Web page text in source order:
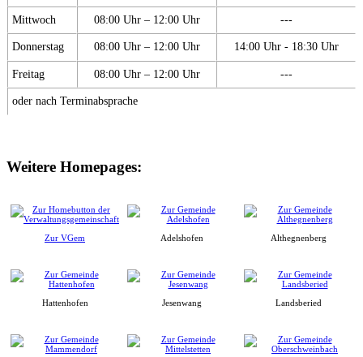
Mittwoch 08:00 Uhr – 12:00 Uhr ---
Donnerstag 08:00 Uhr – 12:00 Uhr 14:00 Uhr - 18:30 Uhr
Freitag 08:00 Uhr – 12:00 Uhr ---
oder nach Terminabsprache
Weitere Homepages:
Zur VGem Adelshofen Althegnenberg
Hattenhofen Jesenwang Landsberied